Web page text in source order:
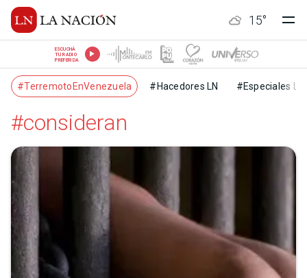
15°
ESCUCHÁ
TU RADIO
PREFERIDA
#TerremotoEnVenezuela #Hacedores LN #Especiales LN
#consideran